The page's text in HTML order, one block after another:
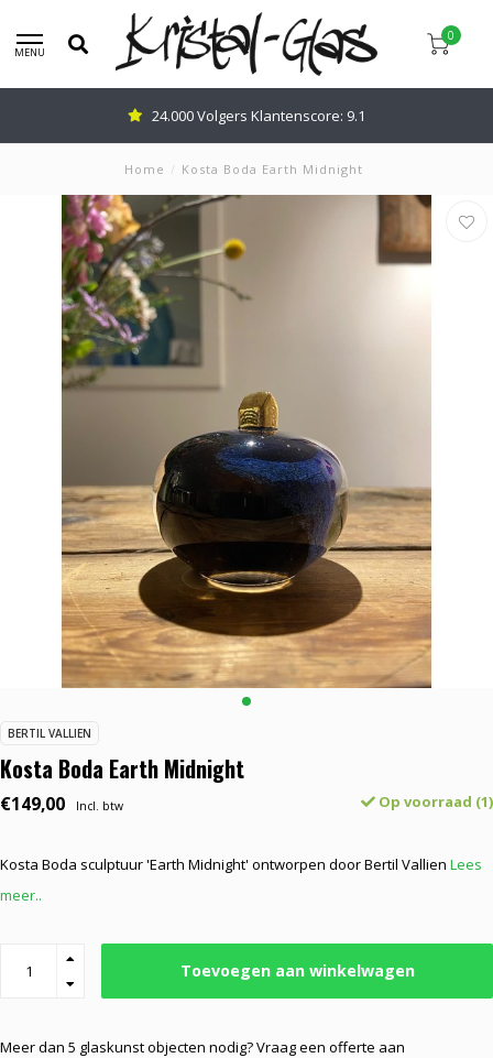
MENU
0
24.000 Volgers Klantenscore: 9.1
Home / Kosta Boda Earth Midnight
BERTIL VALLIEN
Kosta Boda Earth Midnight
€149,00 Incl. btw Op voorraad (1)
Kosta Boda sculptuur 'Earth Midnight' ontworpen door Bertil Vallien Lees
meer..
Toevoegen aan winkelwagen
Meer dan 5 glaskunst objecten nodig? Vraag een offerte aan